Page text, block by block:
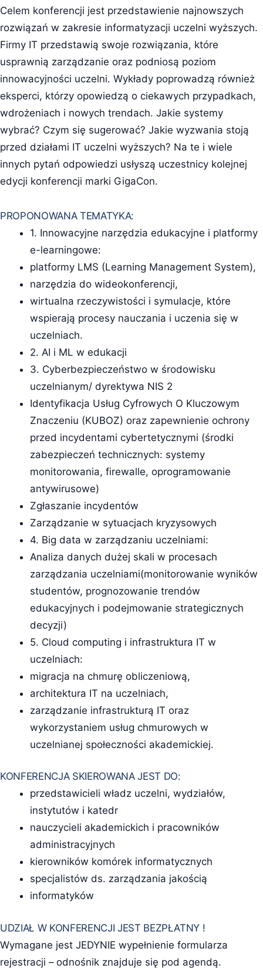
Celem konferencji jest przedstawienie najnowszych
rozwiązań w zakresie informatyzacji uczelni wyższych.
Firmy IT przedstawią swoje rozwiązania, które
usprawnią zarządzanie oraz podniosą poziom
innowacyjności uczelni. Wykłady poprowadzą również
eksperci, którzy opowiedzą o ciekawych przypadkach,
wdrożeniach i nowych trendach. Jakie systemy
wybrać? Czym się sugerować? Jakie wyzwania stoją
przed działami IT uczelni wyższych? Na te i wiele
innych pytań odpowiedzi usłyszą uczestnicy kolejnej
edycji konferencji marki GigaCon.
PROPONOWANA TEMATYKA:
1. Innowacyjne narzędzia edukacyjne i platformy
e-learningowe:
platformy LMS (Learning Management System),
narzędzia do wideokonferencji,
wirtualna rzeczywistości i symulacje, które
wspierają procesy nauczania i uczenia się w
uczelniach.
2. AI i ML w edukacji
3. Cyberbezpieczeństwo w środowisku
uczelnianym/ dyrektywa NIS 2
Identyfikacja Usług Cyfrowych O Kluczowym
Znaczeniu (KUBOZ) oraz zapewnienie ochrony
przed incydentami cybertetycznymi (środki
zabezpieczeń technicznych: systemy
monitorowania, firewalle, oprogramowanie
antywirusowe)
Zgłaszanie incydentów
Zarządzanie w sytuacjach kryzysowych
4. Big data w zarządzaniu uczelniami:
Analiza danych dużej skali w procesach
zarządzania uczelniami(monitorowanie wyników
studentów, prognozowanie trendów
edukacyjnych i podejmowanie strategicznych
decyzji)
5. Cloud computing i infrastruktura IT w
uczelniach:
migracja na chmurę obliczeniową,
architektura IT na uczelniach,
zarządzanie infrastrukturą IT oraz
wykorzystaniem usług chmurowych w
uczelnianej społeczności akademickiej.
KONFERENCJA SKIEROWANA JEST DO:
przedstawicieli władz uczelni, wydziałów,
instytutów i katedr
nauczycieli akademickich i pracowników
administracyjnych
kierowników komórek informatycznych
specjalistów ds. zarządzania jakością
informatyków
UDZIAŁ W KONFERENCJI JEST BEZPŁATNY !
Wymagane jest JEDYNIE wypełnienie formularza
rejestracji – odnośnik znajduje się pod agendą.